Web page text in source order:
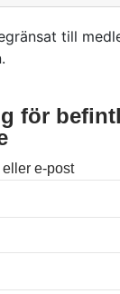
till
för
e-post